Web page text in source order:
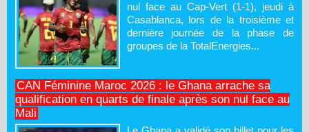
nul face au Cap-Vert (1-1), jeudi à
Casablanca, lors de la troisième et
dernière journée de la phase de
groupes de la TotalEnergies...
CAN Féminine Maroc 2026 : le Ghana arrache sa
qualification en quarts de finale après son nul face au
Mali